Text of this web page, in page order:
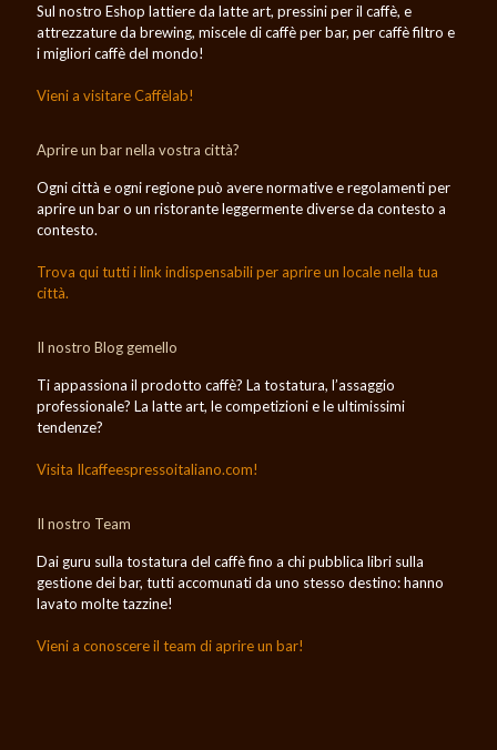
Sul nostro Eshop lattiere da latte art, pressini per il caffè, e
attrezzature da brewing, miscele di caffè per bar, per caffè filtro e
i migliori caffè del mondo!
Vieni a visitare Caffèlab!
Aprire un bar nella vostra città?
Ogni città e ogni regione può avere normative e regolamenti per
aprire un bar o un ristorante leggermente diverse da contesto a
contesto.
Trova qui tutti i link indispensabili per aprire un locale nella tua
città.
Il nostro Blog gemello
Ti appassiona il prodotto caffè? La tostatura, l’assaggio
professionale? La latte art, le competizioni e le ultimissimi
tendenze?
Visita Ilcaffeespressoitaliano.com!
Il nostro Team
Dai guru sulla tostatura del caffè fino a chi pubblica libri sulla
gestione dei bar, tutti accomunati da uno stesso destino: hanno
lavato molte tazzine!
Vieni a conoscere il team di aprire un bar!